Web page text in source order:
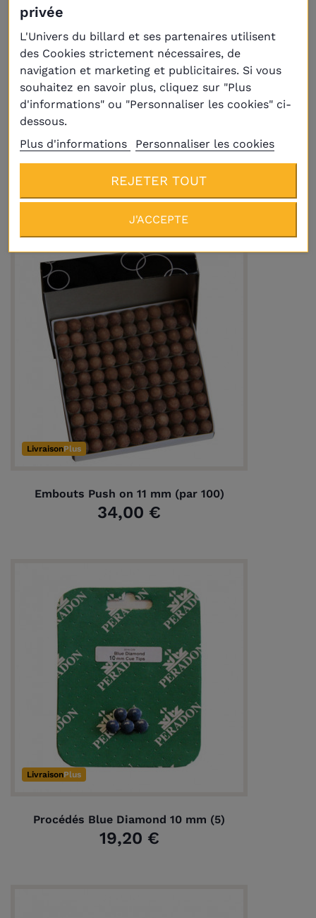
Livraison Plus
Procédé Taom Pro 10mm Medium (à
l'unité)
19,50 €
LivraisonPlus
Embouts Push on 11 mm (par 100)
34,00 €
LivraisonPlus
Procédés Blue Diamond 10 mm (5)
19,20 €
privée
L'Univers du billard et ses partenaires utilisent
des Cookies strictement nécessaires, de
navigation et marketing et publicitaires. Si vous
souhaitez en savoir plus, cliquez sur "Plus
d'informations" ou "Personnaliser les cookies" ci-
dessous.
Plus d'informations
Personnaliser les cookies
REJETER TOUT
J'ACCEPTE